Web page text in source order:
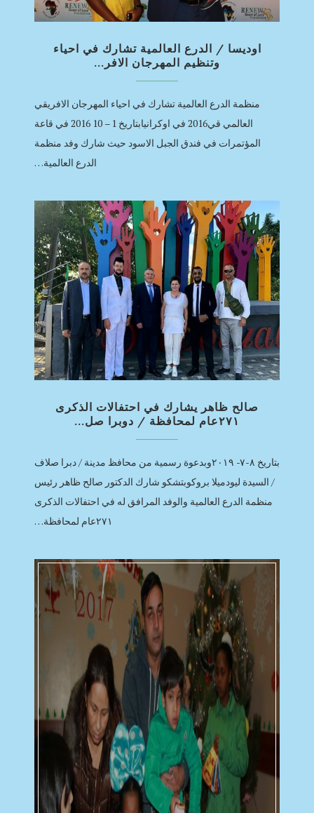
اوديسا / الدرع العالمية تشارك في احياء
وتنظيم المهرجان الافر...
منظمة الدرع العالمية تشارك في احياء المهرجان الافريقي
العالمي قي2016 في اوكرانيابتاريخ 1 – 10 2016 في قاعة
المؤتمرات في فندق الجبل الاسود حيث شارك وفد منظمة
الدرع العالمية…
صالح ظاهر يشارك في احتفالات الذكرى
٢٧١عام لمحافظة / دوبرا صل...
بتاريخ ٨-٧- ٢٠١٩وبدعوة رسمية من محافظ مدينة / دبرا صلاف
/ السيدة ليودميلا بروكوبتشكو شارك الدكتور صالح ظاهر رئيس
منظمة الدرع العالمية والوفد المرافق له في احتفالات الذكرى
٢٧١عام لمحافظة…